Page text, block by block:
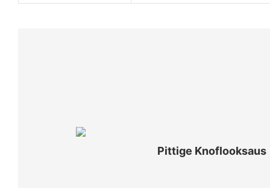
Pittige Knoflooksaus